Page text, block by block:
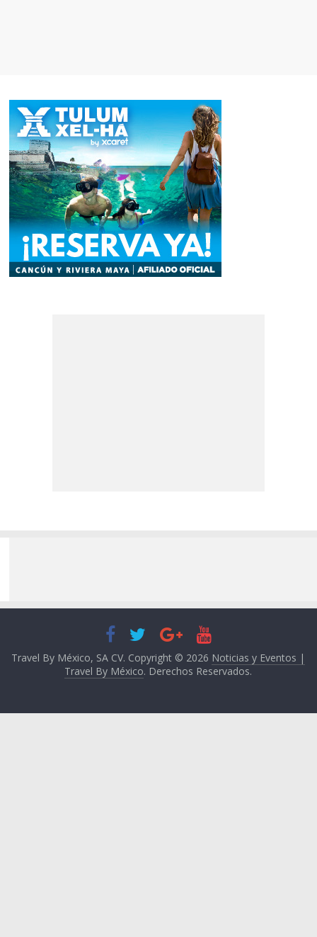
Travel By México, SA CV. Copyright © 2026 Noticias y Eventos |
Travel By México. Derechos Reservados.